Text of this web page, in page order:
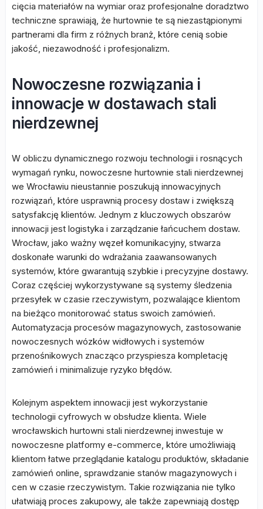
cięcia materiałów na wymiar oraz profesjonalne doradztwo
techniczne sprawiają, że hurtownie te są niezastąpionymi
partnerami dla firm z różnych branż, które cenią sobie
jakość, niezawodność i profesjonalizm.
Nowoczesne rozwiązania i
innowacje w dostawach stali
nierdzewnej
W obliczu dynamicznego rozwoju technologii i rosnących
wymagań rynku, nowoczesne hurtownie stali nierdzewnej
we Wrocławiu nieustannie poszukują innowacyjnych
rozwiązań, które usprawnią procesy dostaw i zwiększą
satysfakcję klientów. Jednym z kluczowych obszarów
innowacji jest logistyka i zarządzanie łańcuchem dostaw.
Wrocław, jako ważny węzeł komunikacyjny, stwarza
doskonałe warunki do wdrażania zaawansowanych
systemów, które gwarantują szybkie i precyzyjne dostawy.
Coraz częściej wykorzystywane są systemy śledzenia
przesyłek w czasie rzeczywistym, pozwalające klientom
na bieżąco monitorować status swoich zamówień.
Automatyzacja procesów magazynowych, zastosowanie
nowoczesnych wózków widłowych i systemów
przenośnikowych znacząco przyspiesza kompletację
zamówień i minimalizuje ryzyko błędów.
Kolejnym aspektem innowacji jest wykorzystanie
technologii cyfrowych w obsłudze klienta. Wiele
wrocławskich hurtowni stali nierdzewnej inwestuje w
nowoczesne platformy e-commerce, które umożliwiają
klientom łatwe przeglądanie katalogu produktów, składanie
zamówień online, sprawdzanie stanów magazynowych i
cen w czasie rzeczywistym. Takie rozwiązania nie tylko
ułatwiają proces zakupowy, ale także zapewniają dostęp